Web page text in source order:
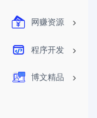
网赚资源
程序开发
博文精品